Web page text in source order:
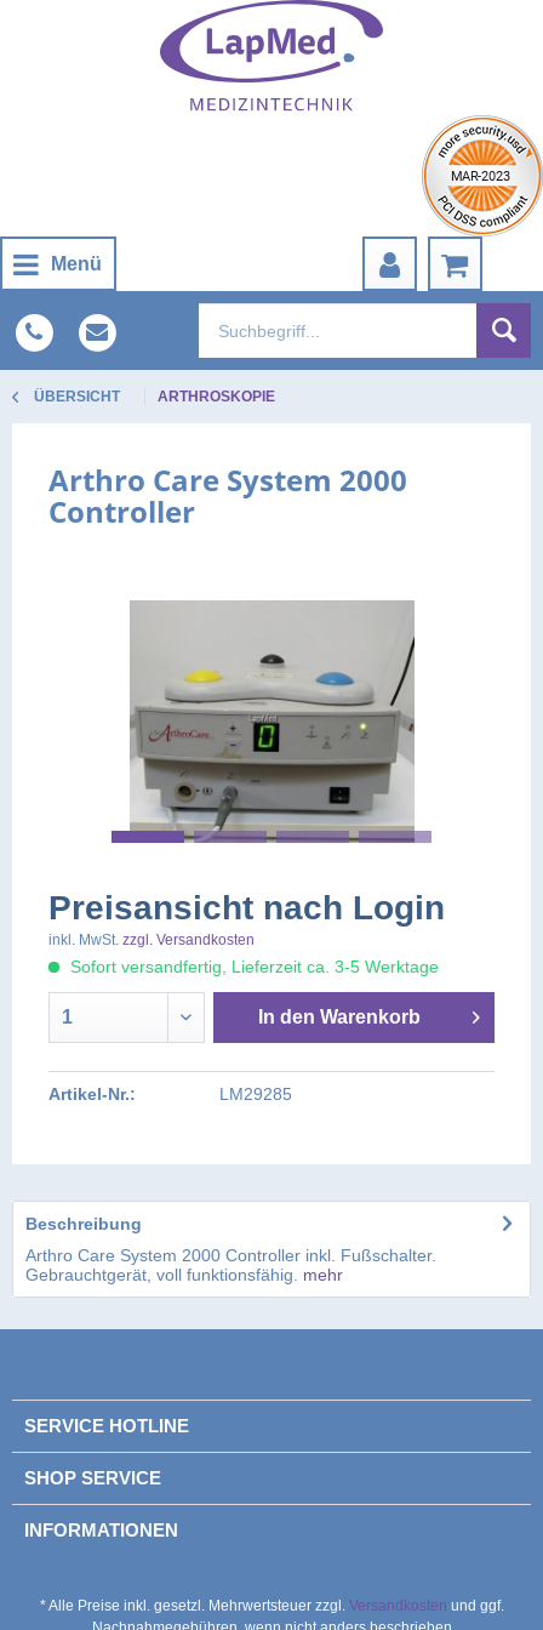
Menü
ÜBERSICHT ARTHROSKOPIE
Arthro Care System 2000
Controller
Preisansicht nach Login
inkl. MwSt. zzgl. Versandkosten
Sofort versandfertig, Lieferzeit ca. 3-5 Werktage
In den Warenkorb
Artikel-Nr.: LM29285
Beschreibung
Arthro Care System 2000 Controller inkl. Fußschalter.
Gebrauchtgerät, voll funktionsfähig. mehr
SERVICE HOTLINE
SHOP SERVICE
INFORMATIONEN
* Alle Preise inkl. gesetzl. Mehrwertsteuer zzgl. Versandkosten und ggf.